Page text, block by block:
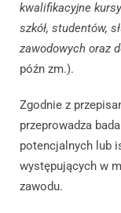
kwalifikacyjne
szkół, studentów,
zawodowych oraz
późn zm.).
Zgodnie z
przeprowadza
potencjalnych lub
występujących w
zawodu.